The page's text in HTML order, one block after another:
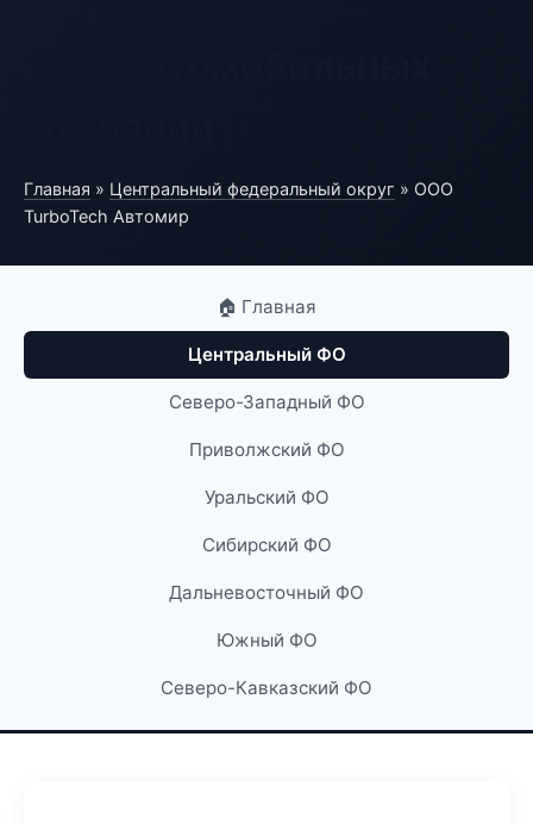
Главная » Центральный федеральный округ » ООО
TurboTech Автомир
🏠 Главная
Центральный ФО
Северо-Западный ФО
Приволжский ФО
Уральский ФО
Сибирский ФО
Дальневосточный ФО
Южный ФО
Северо-Кавказский ФО